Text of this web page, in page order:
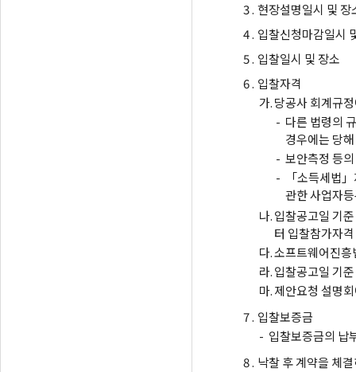
3 . 현장설명일시 및 장
4 . 입찰신청마감일시
5 . 입찰일시 및 장소
6 . 입찰자격
가.당공사 회계규
- 다른 법령의
경우에는 당
- 보안측정 등
-
「소득세법
관한 사업자
나.입찰공고일 기
터 입찰참가자
다.소프트웨어진흥
라.입찰공고일 기
마.제안요청 설명
7 . 입찰보증금
- 입찰보증금의 납
8 . 낙찰 후 계약을 체